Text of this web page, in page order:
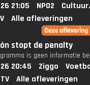
21:05 NPO2
Alle afleveringen
stopt de penalty
is geen informatie
20:45 Ziggo
Alle afleveringen